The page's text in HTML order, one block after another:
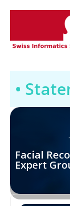
•
Facial
Expert